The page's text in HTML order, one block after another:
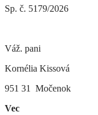
Sp. č.
Váž. pani
Kornélia Kissová
951 31 Močenok
Vec